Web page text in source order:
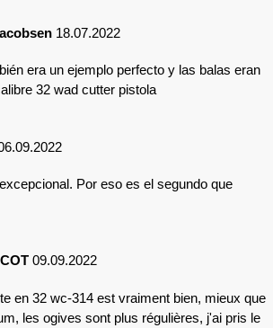
18.07.2022
era un ejemplo perfecto y las balas eran
32 wad cutter pistola
Por eso es el segundo que
09.09.2022
en 32 wc-314 est vraiment bien, mieux que
les ogives sont plus régulières, j'ai pris le